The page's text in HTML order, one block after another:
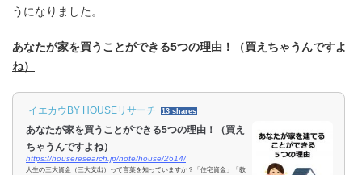
うになりました。
あなたが家を買うことができる5つの理由！（買えちゃうんですよ
ね）
イエカウBY HOUSEリサーチ 13 shares
あなたが家を買うことができる5つの理由！（買え
ちゃうんですよね）
https://houseresearch.jp/note/house/2614/
人生の三大資金（三大支出）って言葉を知っていますか？「住宅資金」「教